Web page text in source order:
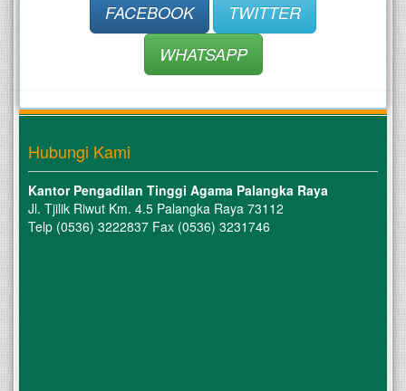
FACEBOOK
TWITTER
WHATSAPP
Hubungi Kami
Kantor Pengadilan Tinggi Agama Palangka Raya
Jl. Tjilik Riwut Km. 4.5 Palangka Raya 73112
Telp (0536) 3222837 Fax (0536) 3231746